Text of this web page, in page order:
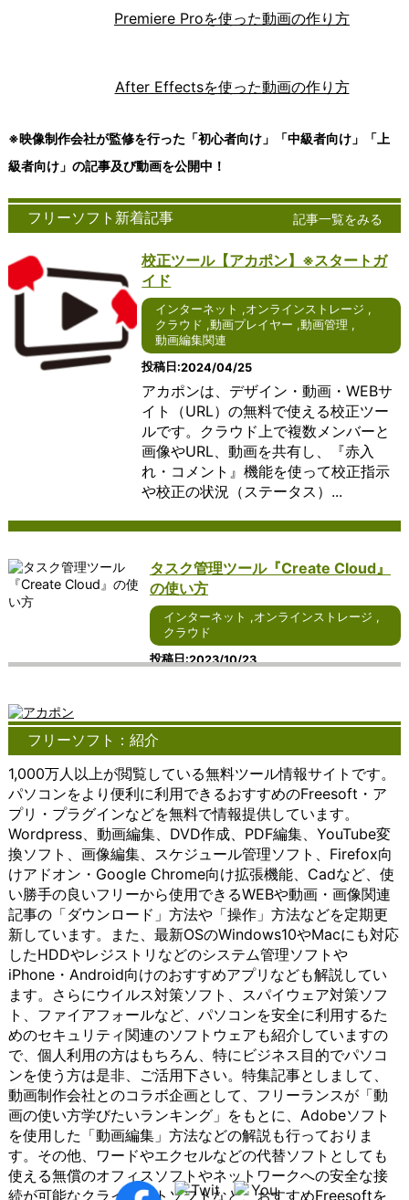
は、アイ
デアや情
的に表現
するため
です。
Windows
10版のア
イデアマ
ッピング
ェアは、
の豊富さ
で高い評
では、そ
の特徴や
利点につ
いて詳し
く説明し
ます。
まず、ア
ッピング
アイデア
構造化を
支援しま
ンプルな
イメージ
し、関連
性を示す
リンクを
作成する
ことがで
きます。
これによ
り、複雑
なアイデ
アや概念
を視覚的
に理解し
やすくな
ります。
Windows
版のアイ
デアマッ
ピングソ
フトウェ
アは、豊
富なテン
プレート
やカスタ
マイズオ
プション
を提供し
ていま
ュニケー
ション手
速に普及
していま
Windows
を使用し
通話サー
ビスは、
その使い
豊富な機
のユーザ
ーに愛用
現在、さ
らなる進
化が期待
されるイ
ンターネ
ット通話
につい
く見てい
ず、
をベース
としたイ
サービス
さが特徴
Windows
ユーザー
にとって
は、シー
ムレスに
アクセス
できるこ
とが大き
なメリッ
トとなり
ます。例
えば、ホ
ーム画面
から直接
アプリに
アクセス
したり、
詳細な設
定を変更
したりす
ることが
簡単に行
えます。
Microsoft
社が提供
するイン
ターネッ
文書作成、
表計算、プ
ど、さまざ
まな作業に
ールです。
Windows版
アは、その
使いやすさ
や豊富な機
多くのユー
す。2024
年を迎える
れるオフィ
スソフトウ
ェアについ
て、詳しく
説明しま
す。 まず、
Windowsを
たオフィス
使いやすさ
す。
Windowsユ
ームレスに
大きなメリ
ます。例え
ば、ホーム
画面から直
接アプリに
アクセスし
たり、詳細
な設定を変
更したりす
ることが簡
単に行えま
す。
Microsoft
社が提供す
るオフィス
ソフトウェ
アは、
Windowsに
標準搭載さ
れているこ
とが多いた
め、導入が
容易です。
これによ
り、多くの
ユーザーが
手軽に利用
することが
プ
freee会計
日経クロステ
Wikipedia-->
ージ
サー
デジ
タル
タを
安全
し、
容易
めの
便利
す。
この
よう
なサ
ービ
ス
は、
や企
なフ
ルを
保管
な場
イス
アク
セス
でき
るよ
うに
する
こと
がで
きま
す。
ここ
で
は、
オン
ライ
ンス
トレ
ージ
につ
いて
詳し
く説
明し
ま
す。
多く
のユ
トウ
ェア
ピュ
ータ
ット
ワー
ービ
サー
続す
るた
ーシ
ョン
で
す。
これ
らの
ソフ
ェア
ザー
定の
サー
ータ
ス
操作
する
ため
のイ
ンタ
ーフ
ェー
スを
提供
しま
す。
以下
で
は、
クラ
イア
ント
ソフ
トウ
ェア
の重
要性
や機
能、
おす
すめ
の利
ータやアプリケーシ
ョンをインターネッ
す。ユーザーは、自
身のデバイスからク
にアクセスし、処理
やストレージを行う
ついて詳しく説明し
ます。 クラウドは、
インターネットを通
なサービスやリソー
タの保存、アプリケ
ーションの実行、処
で、ユーザーは自身
のデバイスに依存せ
ずに、柔軟なコンピ
ューティング環境を
享受することができ
ます。 クラウドコン
ピューティングの利
と拡張性にありま
のリソースを利用で
の成長やプロジェク
トの変化に対応しや
イダーは、ユーザー
る必要なく、リソー
行うことができま
す。 さらに、クラウ
ドコンピューティン
グは、リソースの共
有性と効率性を提供
します。複数のユー
ザーが同じ物理的な
インフラストラクチ
ャを共有すること
で、リソースの使用
効率が向上し、コス
トの削減が可能とな
ります。これによ
り、小規模な企業や
個人でも、大規模な
計算リソースにアク
セスできるようにな
ります。 また、クラ
ウドは、データのセ
キュリティとバック
アップにも貢献しま
す。クラウドプロバ
イダーは、専門的な
セキュリティ対策や
バックアップシステ
ムを提供することが
できるため、ユーザ
社会にお
いて不可
います。
ビジネ
育、個人
の日常生
な場面で
コミュニ
ケーショ
が活用さ
では、コ
ミュニケ
用方法、
さらには
その重要
性につい
て詳しく
説明しま
す。 ま
ュニケー
さまざま
ありま
す。電話
ットアプ
ール、
ーシャル
ネットワ
ーキング
サービ
ス）など
がその代
表的な例
です。こ
れらのツ
ールは、
文字や音
声、映像
などを介
して情報
をやり取
りする手
段として
利用され
ていま
す。 コ
ミュニケ
ーション
ツール
は、ビジ
ネス環境
において
特に重要
は、
近年
及し
てい
ミュ
ニケ
ツー
り、
メッ
セー
する
ため
のア
プリ
ケー
ショ
ンで
ビジ
人の
で広
く利
お
ルタ
での
コミ
ュニ
ケー
ショ
ンを
可能
にし
ま
す。
以下
で
は、
チャ
ット
ツー
ルの
概
要、
利
点、
利用
方法
につ
いて
詳し
く説
Premiere Proを使った動画の作り方
After Effectsを使った動画の作り方
※映像制作会社が監修を行った「初心者向け」「中級者向け」「上
級者向け」の記事及び動画を公開中！
フリーソフト新着記事 記事一覧をみる
校正ツール【アカポン】※スタートガ
イド
インターネット ,オンラインストレージ ,
クラウド ,動画プレイヤー ,動画管理 ,
動画編集関連
投稿日 2024/04/25
アカポンは、デザイン・動画・WEBサ
イト（URL）の無料で使える校正ツー
ルです。クラウド上で複数メンバーと
画像やURL、動画を共有し、『赤入
れ・コメント』機能を使って校正指示
や校正の状況（ステータス）...
タスク管理ツール『Create Cloud』
の使い方
インターネット ,オンラインストレージ ,
クラウド
投稿日 2023/10/23
ツールです。 面倒な赤入れ指示も遠
隔でラクラク対応でき、複数のプロジ
ェクト管理もステータス分けする事で
管理漏れの心配...
フリーソフト：紹介
1,000万人以上が閲覧している無料ツール情報サイトです。
パソコンをより便利に利用できるおすすめのFreesoft・ア
プリ・プラグインなどを無料で情報提供しています。
Wordpress、動画編集、DVD作成、PDF編集、YouTube変
換ソフト、画像編集、スケジュール管理ソフト、Firefox向
けアドオン・Google Chrome向け拡張機能、Cadなど、使
い勝手の良いフリーから使用できるWEBや動画・画像関連
記事の「ダウンロード」方法や「操作」方法などを定期更
新しています。また、最新OSのWindows10やMacにも対応
したHDDやレジストリなどのシステム管理ソフトや
iPhone・Android向けのおすすめアプリなども解説してい
ます。さらにウイルス対策ソフト、スパイウェア対策ソフ
ト、ファイアフォールなど、パソコンを安全に利用するた
めのセキュリティ関連のソフトウェアも紹介していますの
で、個人利用の方はもちろん、特にビジネス目的でパソコ
ンを使う方は是非、ご活用下さい。特集記事としまして、
動画制作会社とのコラボ企画として、フリーランスが「動
画の使い方学びたいランキング」をもとに、Adobeソフト
を使用した「動画編集」方法などの解説も行っておりま
す。その他、ワードやエクセルなどの代替ソフトとしても
使える無償のオフィスソフトやネットワークへの安全な接
続が可能なクライアントソフトなど、おすすめFreesoftを